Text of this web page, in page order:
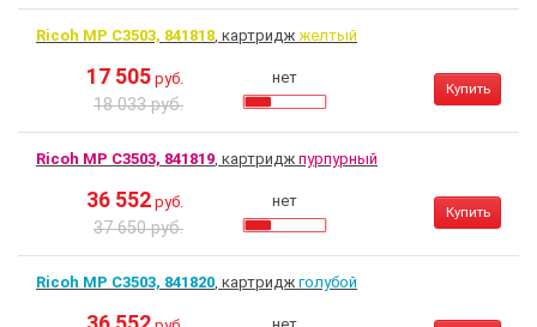
Ricoh MP C3503, 841818, картридж желтый
17 505 руб.
18 033 руб.
нет
Купить
Ricoh MP C3503, 841819, картридж пурпурный
36 552 руб.
37 650 руб.
нет
Купить
Ricoh MP C3503, 841820, картридж голубой